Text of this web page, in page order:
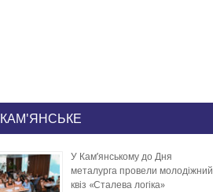
КАМ'ЯНСЬКЕ
У Кам’янському до Дня
металурга провели молодіжний
квіз «Сталева логіка»